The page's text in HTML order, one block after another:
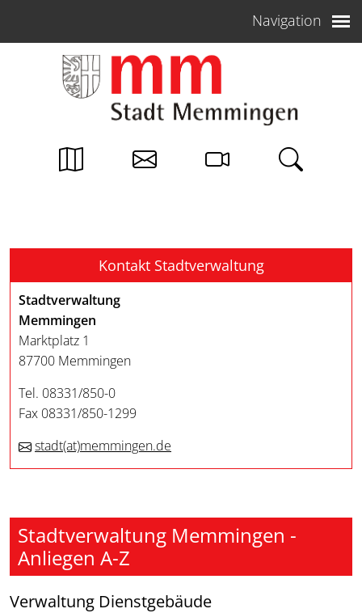
Navigation
Kontakt Stadtverwaltung
Stadtverwaltung
Memmingen
Marktplatz 1
87700 Memmingen
Tel. 08331/850-0
Fax 08331/850-1299
stadt(at)memmingen.de
Stadtverwaltung Memmingen -
Anliegen A-Z
Verwaltung Dienstgebäude